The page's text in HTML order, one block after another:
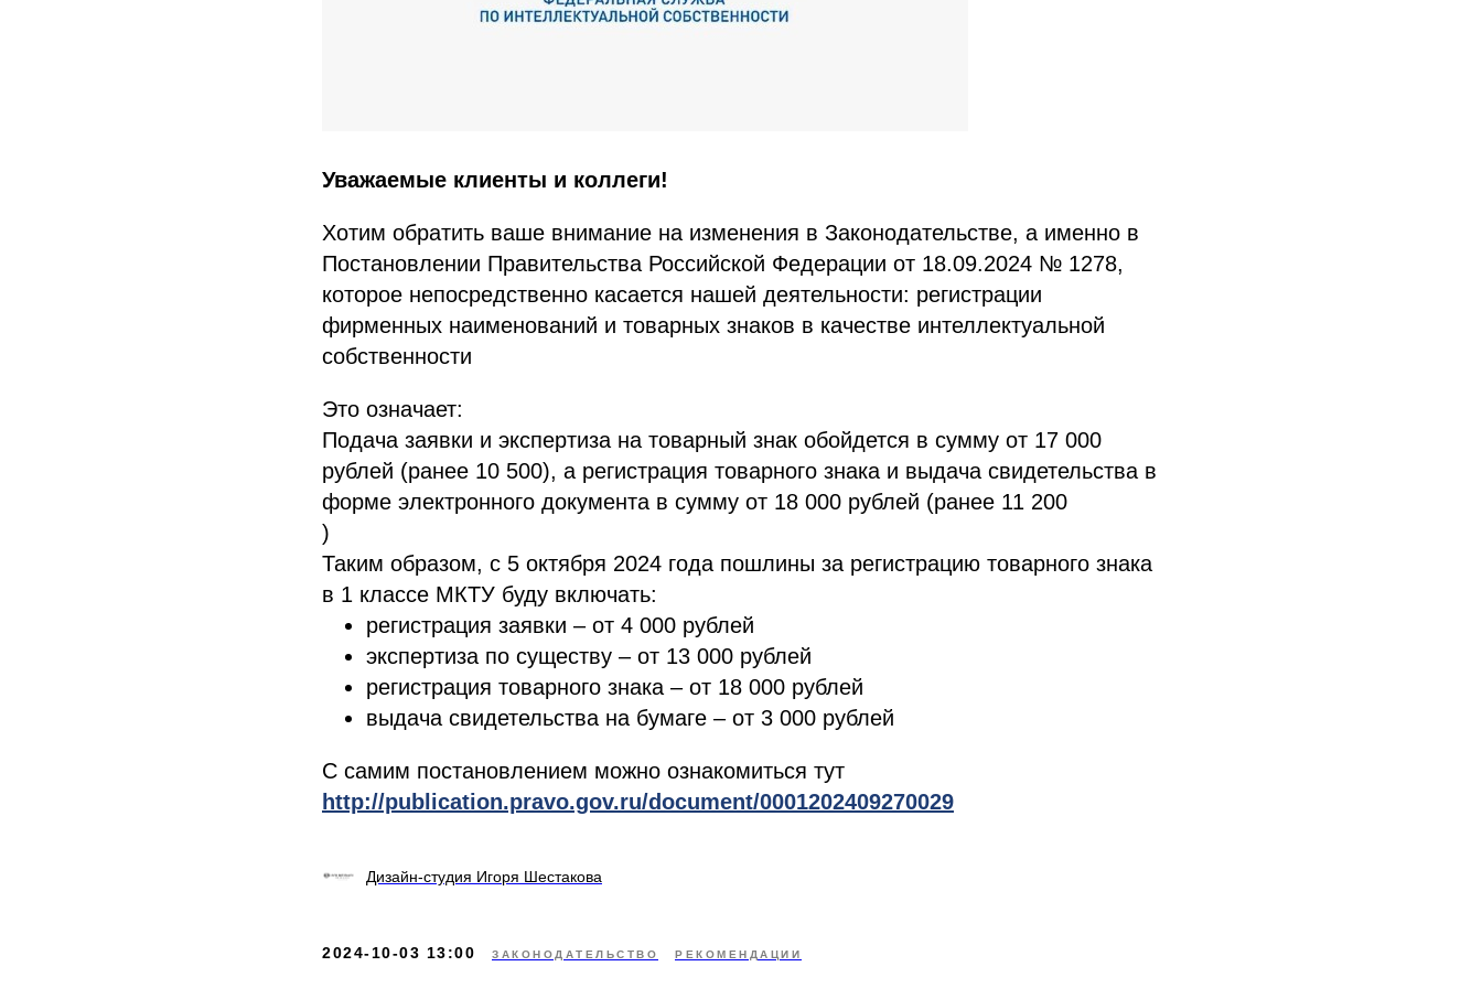
Уважаемые клиенты и коллеги!
Хотим обратить ваше внимание на изменения в Законодательстве, а именно в
Постановлении Правительства Российской Федерации от 18.09.2024 № 1278,
которое непосредственно касается нашей деятельности: регистрации
фирменных наименований и товарных знаков в качестве интеллектуальной
собственности
Это означает:
Подача заявки и экспертиза на товарный знак обойдется в сумму от 17 000
рублей (ранее 10 500), а регистрация товарного знака и выдача свидетельства в
форме электронного документа в сумму от 18 000 рублей (ранее 11 200
)
Таким образом, с 5 октября 2024 года пошлины за регистрацию товарного знака
в 1 классе МКТУ буду включать:
регистрация заявки – от 4 000 рублей
экспертиза по существу – от 13 000 рублей
регистрация товарного знака – от 18 000 рублей
выдача свидетельства на бумаге – от 3 000 рублей
С самим постановлением можно ознакомиться тут
http://publication.pravo.gov.ru/document/0001202409270029
Дизайн-студия Игоря Шестакова
2024-10-03 13:00 ЗАКОНОДАТЕЛЬСТВО РЕКОМЕНДАЦИИ